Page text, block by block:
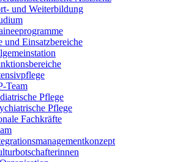
und Weiterbildung
und Einsatzbereiche
Team
Pflege
Pflege
Fachkräfte